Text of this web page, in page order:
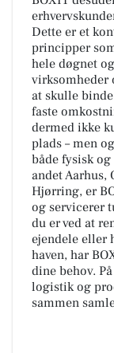
Dette er et
principper
hele døgnet
virksomheder
at skulle
faste
dermed ikke
plads – men
både fysisk
andet Aarhus,
Hjørring, er
og servicerer
du er ved at
ejendele eller
haven, har
dine behov.
logistik og
sammen